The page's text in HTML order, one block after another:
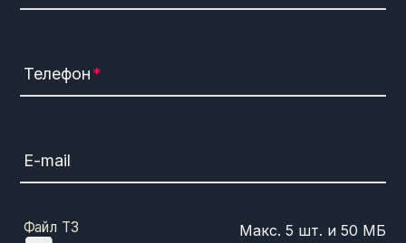
Телефон
E-mail
Файл ТЗ